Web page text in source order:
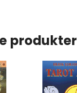
produkter